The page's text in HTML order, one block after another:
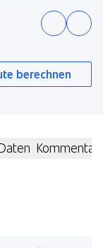
berechnen
Kommentar